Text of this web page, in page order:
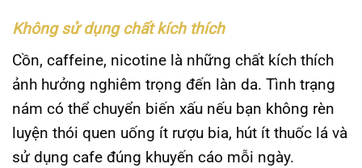
Không sử dụng chất kích thích
Cồn, caffeine, nicotine là những chất kích thích
ảnh hưởng nghiêm trọng đến làn da. Tình trạng
nám có thể chuyển biến xấu nếu bạn không rèn
luyện thói quen uống ít rượu bia, hút ít thuốc lá và
sử dụng cafe đúng khuyến cáo mỗi ngày.